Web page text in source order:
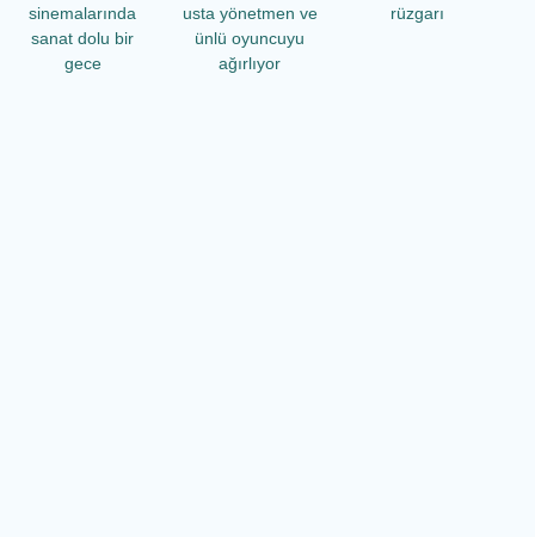
sinemalarında
sanat dolu bir
gece
usta yönetmen ve
ünlü oyuncuyu
ağırlıyor
rüzgarı